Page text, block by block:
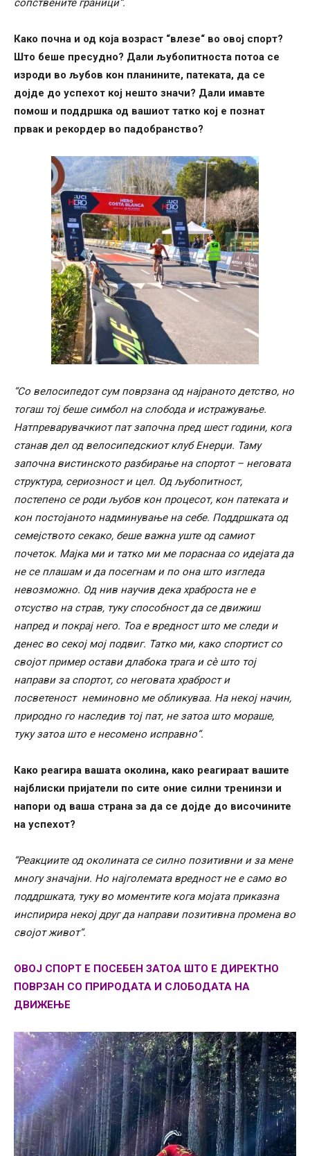
сопствените граници“.
Како почна и од која возраст “влезе“ во овој спорт?
Што беше пресудно? Дали љубопитноста потоа се
изроди во љубов кон планините, патеката, да се
дојде до успехот кој нешто значи? Дали имавте
помош и поддршка од вашиот татко кој е познат
првак и рекордер во падобранство?
“Со велосипедот сум поврзана од најраното детство, но
тогаш тој беше симбол на слобода и истражување.
Натпреварувачкиот пат започна пред шест години, кога
станав дел од велосипедскиот клуб Енерџи. Таму
започна вистинското разбирање на спортот – неговата
структура, сериозност и цел. Од љубопитност,
постепено се роди љубов кон процесот, кон патеката и
кон постојаното надминување на себе. Поддршката од
семејството секако, беше важна уште од самиот
почеток. Мајка ми и татко ми ме пораснаа со идејата да
не се плашам и да посегнам и по она што изгледа
невозможно. Од нив научив дека храброста не е
отсуство на страв, туку способност да се движиш
напред и покрај него. Тоа е вредност што ме следи и
денес во секој мој подвиг. Татко ми, како спортист со
својот пример остави длабока трага и сè што тој
направи за спортот, со неговата храброст и
посветеност неминовно ме обликуваа. На некој начин,
природно го наследив тој пат, не затоа што мораше,
туку затоа што е несомено исправно“.
Како реагира вашата околина, како реагираат вашите
најблиски пријатели по сите оние силни тренинзи и
напори од ваша страна за да се дојде до височините
на успехот?
“Реакциите од околината се силно позитивни и за мене
многу значајни. Но најголемата вредност не е само во
поддршката, туку во моментите кога мојата приказна
инспирира некој друг да направи позитивна промена во
својот живот“.
ОВОЈ СПОРТ Е ПОСЕБЕН ЗАТОА ШТО Е ДИРЕКТНО
ПОВРЗАН СО ПРИРОДАТА И СЛОБОДАТА НА
ДВИЖЕЊЕ